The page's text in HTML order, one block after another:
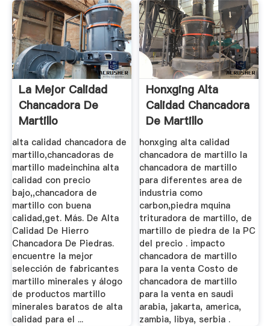
La Mejor Calidad
Chancadora De
Martillo
alta calidad chancadora de
martillo,chancadoras de
martillo madeinchina alta
calidad con precio
bajo,,chancadora de
martillo con buena
calidad,get. Más. De Alta
Calidad De Hierro
Chancadora De Piedras.
encuentre la mejor
selección de fabricantes
martillo minerales y álogo
de productos martillo
minerales baratos de alta
calidad para el ...
Honxging Alta
Calidad Chancadora
De Martillo
honxging alta calidad
chancadora de martillo la
chancadora de martillo
para diferentes area de
industria como
carbon,piedra mquina
trituradora de martillo, de
martillo de piedra de la PC
del precio . impacto
chancadora de martillo
para la venta Costo de
chancadora de martillo
para la venta en saudi
arabia, jakarta, america,
zambia, libya, serbia .